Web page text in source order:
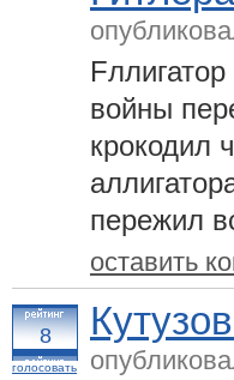
войны
крокодил
пережил
оставить
8
голосовать